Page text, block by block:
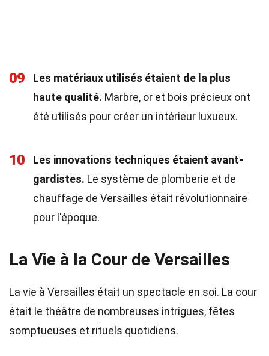
09
Les matériaux utilisés étaient de la plus
haute qualité. Marbre, or et bois précieux ont
été utilisés pour créer un intérieur luxueux.
10
Les innovations techniques étaient avant-
gardistes. Le système de plomberie et de
chauffage de Versailles était révolutionnaire
pour l'époque.
La Vie à la Cour de Versailles
La vie à Versailles était un spectacle en soi. La cour
était le théâtre de nombreuses intrigues, fêtes
somptueuses et rituels quotidiens.